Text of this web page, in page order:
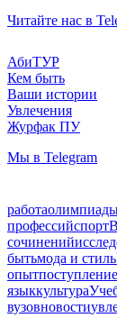
Читайте нас в
АбиТУР
Кем быть
Ваши истории
Увлечения
Журфак ПУ
Мы в Telegram
работа
профессийспорт
сочинений
бытьмода и стиль
опыт
языккультура
вузовновости